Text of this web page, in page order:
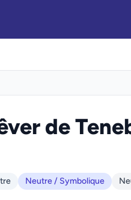
de
Neutre / Symbolique